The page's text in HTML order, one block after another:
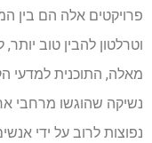
פרויקטים אלה הם
וטרלטון להבין טוב
מאלה, התוכנית למדעי
נשיקה שהוגשו מרחבי
נפוצות לרוב על ידי